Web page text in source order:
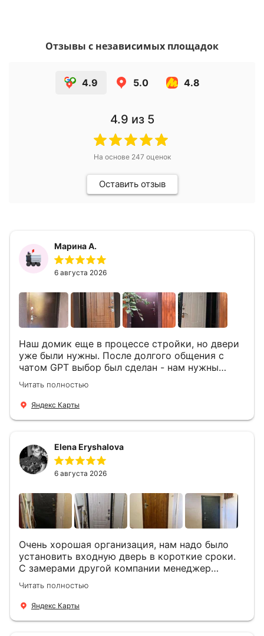
Отзывы с независимых площадок
4.9 5.0 4.8
4.9 из 5
На основе 247 оценок
Оставить отзыв
Марина А.
6 августа 2026
Наш домик еще в процессе стройки, но двери
уже были нужны. После долгого общения с
чатом GPT выбор был сделан - нам нужны
двери Аргус Термо Композит, которые нашлись
в компании ДвериОпт . Менеджер Филипп
ответил на все вопросы, посчитал стоимость и
установили две двери, ответили на все
вопросы . Выполненной работой мы довольны.
Огромная всем благодарность!
Читать полностью
Яндекс Карты
Elena Eryshalova
6 августа 2026
Очень хорошая организация, нам надо было
установить входную дверь в короткие сроки.
С замерами другой компании менеджер
компании Филлип, быстро предоставил нам
варианты дверей, монтаж тоже был очень
четкий, позвонили, согласовали и установили
Читать полностью
Яндекс Карты